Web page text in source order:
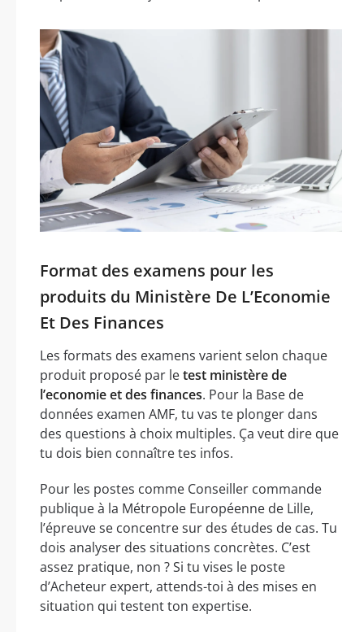
Format des examens pour les
produits du Ministère De L’Economie
Et Des Finances
Les formats des examens varient selon chaque
produit proposé par letest ministère de
l’economie et des finances. Pour la Base de
données examen AMF, tu vas te plonger dans
des questions à choix multiples. Ça veut dire que
tu dois bien connaître tes infos.
Pour les postes comme Conseiller commande
publique à la Métropole Européenne de Lille,
l’épreuve se concentre sur des études de cas. Tu
dois analyser des situations concrètes. C’est
assez pratique, non ? Si tu vises le poste
d’Acheteur expert, attends-toi à des mises en
situation qui testent ton expertise.